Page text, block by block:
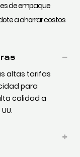
de empaque
a ahorrar costos
altas tarifas
para
calidad a